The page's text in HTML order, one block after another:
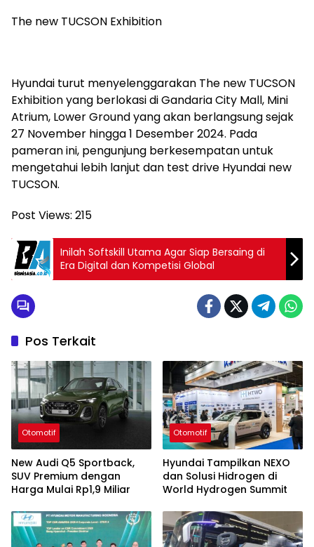
The new TUCSON Exhibition
Hyundai turut menyelenggarakan The new TUCSON
Exhibition yang berlokasi di Gandaria City Mall, Mini
Atrium, Lower Ground yang akan berlangsung sejak
27 November hingga 1 Desember 2024. Pada
pameran ini, pengunjung berkesempatan untuk
mengetahui lebih lanjut dan test drive Hyundai new
TUCSON.
Post Views: 215
Inilah Softskill Utama Agar Siap Bersaing di
Era Digital dan Kompetisi Global
Pos Terkait
Otomotif
New Audi Q5 Sportback,
SUV Premium dengan
Harga Mulai Rp1,9 Miliar
Otomotif
Hyundai Tampilkan NEXO
dan Solusi Hidrogen di
World Hydrogen Summit